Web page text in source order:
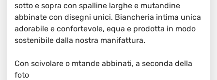
sotto e sopra con spalline larghe e mutandine
abbinate con disegni unici. Biancheria intima unica
adorabile e confortevole, equa e prodotta in modo
sostenibile dalla nostra manifattura.
Con scivolare o mtande abbinati, a seconda della
foto